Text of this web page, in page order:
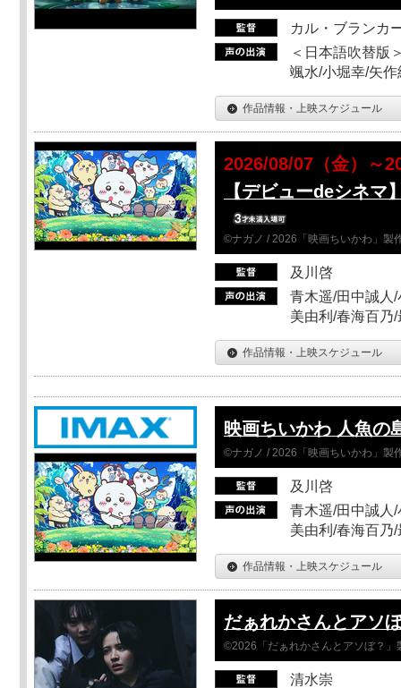
カル・ブランカ
＜日本語吹替版
颯水/小堀幸/矢作
作品情報・上映スケジュール
2026/08/07（金）～
【デビューdeシネマ
©ナガノ / 2026「映画ちいかわ」製
及川啓
青木遥/田中誠人
美由利/春海百乃
作品情報・上映スケジュール
映画ちいかわ 人魚の
©ナガノ / 2026「映画ちいかわ」製
及川啓
青木遥/田中誠人
美由利/春海百乃
作品情報・上映スケジュール
だぁれかさんとアソ
©2026「だぁれかさんとアソぼ？」
清水崇